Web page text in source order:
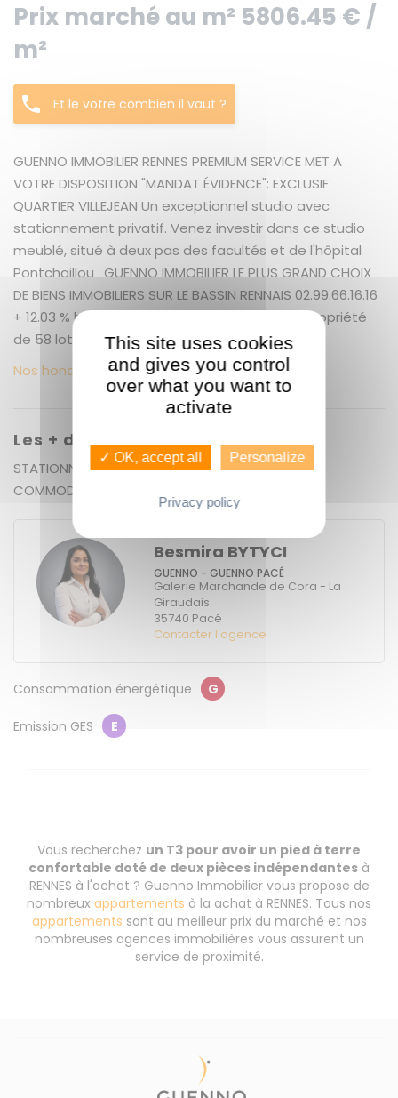
Prix marché au m² 5806.45 € /
m²
Et le votre combien il vaut ?
GUENNO IMMOBILIER RENNES PREMIUM SERVICE MET A
VOTRE DISPOSITION "MANDAT ÉVIDENCE": EXCLUSIF
QUARTIER VILLEJEAN Un exceptionnel studio avec
stationnement privatif. Venez investir dans ce studio
meublé, situé à deux pas des facultés et de l'hôpital
Pontchaillou . GUENNO IMMOBILIER LE PLUS GRAND CHOIX
DE BIENS IMMOBILIERS SUR LE BASSIN RENNAIS 02.99.66.16.16
+ 12.03 % honoraires de négociation TTC. Copropriété
de 58 lots (). Charges annuelles : 1200 euros.
Nos honoraires
Les + du bien
STATIONNEMENT PRIVATIF - PROCHE DE TOUTES
COMMODITES ECOLES ET TRANSPORTS -
Besmira BYTYCI
GUENNO - GUENNO PACÉ
Galerie Marchande de Cora - La
Giraudais
35740 Pacé
Contacter l'agence
Consommation énergétique G
Emission GES E
Vous recherchez un T3 pour avoir un pied à terre
confortable doté de deux pièces indépendantes à
RENNES à l'achat ? Guenno Immobilier vous propose de
nombreux appartements à la achat à RENNES. Tous nos
appartements sont au meilleur prix du marché et nos
nombreuses agences immobilières vous assurent un
service de proximité.
This site uses cookies
and gives you control
over what you want to
activate
✓ OK, accept all Personalize
Privacy policy